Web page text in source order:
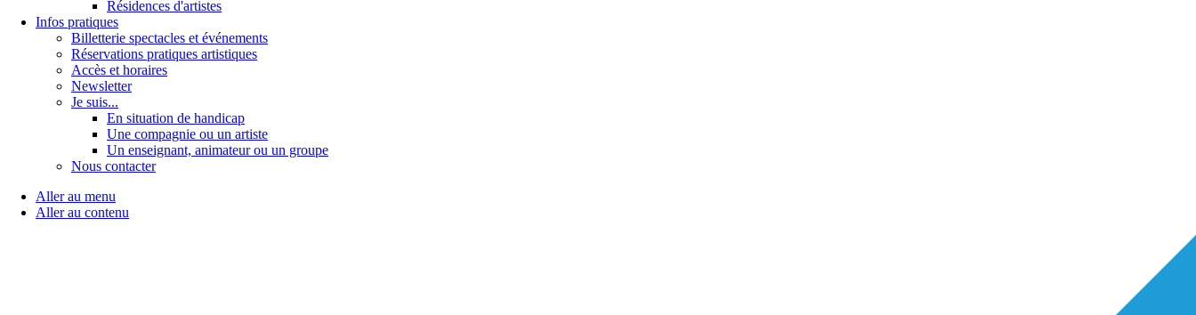
Résidences d'artistes
Infos pratiques
Billetterie spectacles et événements
Réservations pratiques artistiques
Accès et horaires
Newsletter
Je suis...
En situation de handicap
Une compagnie ou un artiste
Un enseignant, animateur ou un groupe
Nous contacter
Aller au menu
Aller au contenu